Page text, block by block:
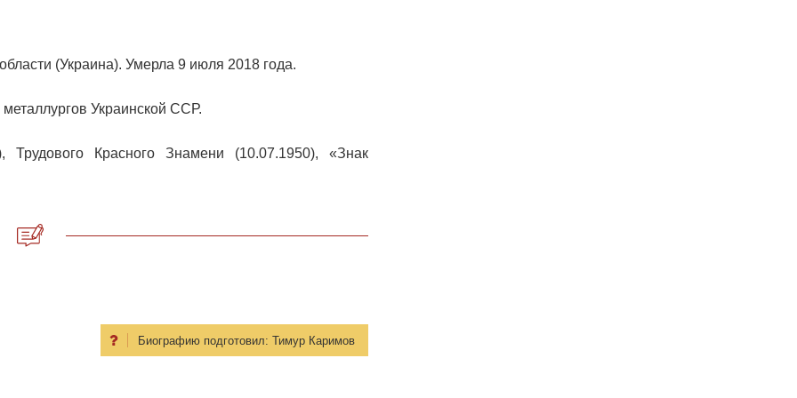
(Украина). Умерла 9 июля 2018 года.
Украинской ССР.
Красного Знамени (10.07.1950), «Знак
Биографию подготовил: Тимур Каримов